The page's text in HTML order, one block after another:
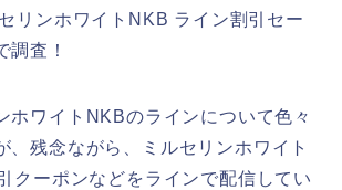
リンホワイトNKB ライン割引セー
調査！
ホワイトNKBのラインについて色々
、残念ながら、ミルセリンホワイト
クーポンなどをラインで配信してい